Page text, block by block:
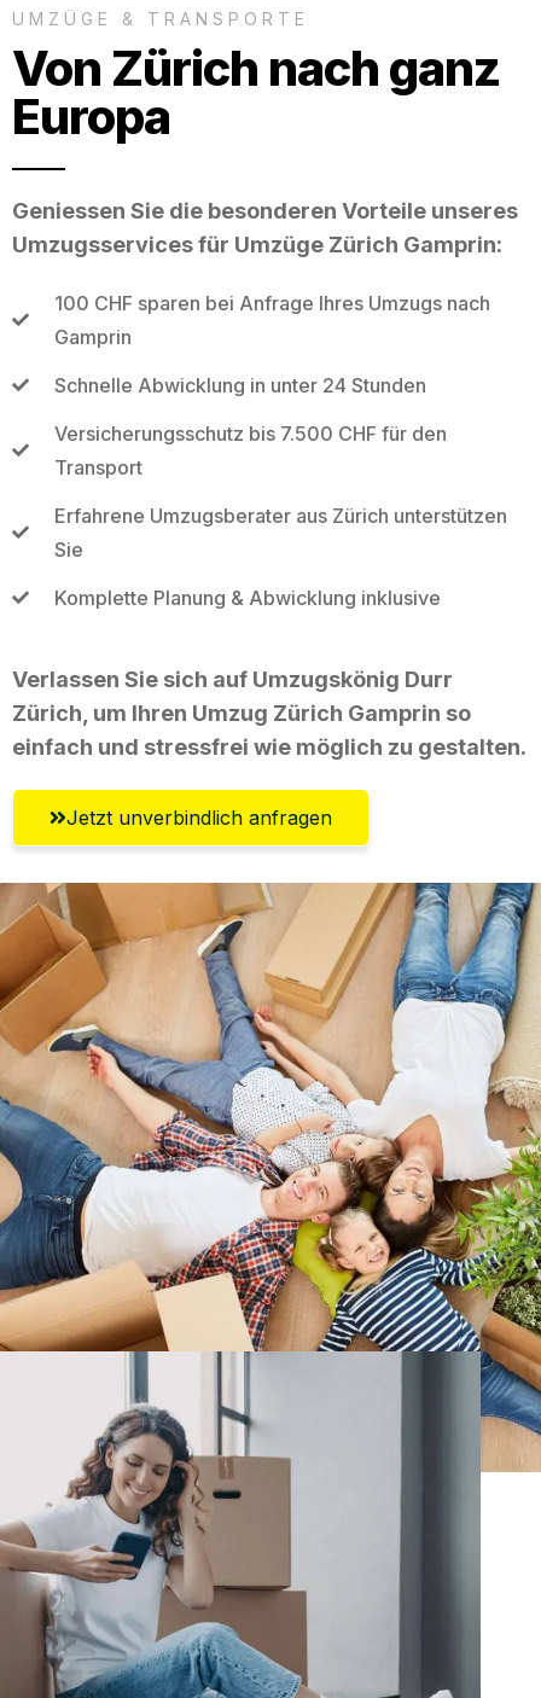
UMZÜGE & TRANSPORTE
Von Zürich nach ganz
Europa
Geniessen Sie die besonderen Vorteile unseres
Umzugsservices für Umzüge Zürich Gamprin:
100 CHF sparen bei Anfrage Ihres Umzugs nach
Gamprin
Schnelle Abwicklung in unter 24 Stunden
Versicherungsschutz bis 7.500 CHF für den
Transport
Erfahrene Umzugsberater aus Zürich unterstützen
Sie
Komplette Planung & Abwicklung inklusive
Verlassen Sie sich auf Umzugskönig Durr
Zürich, um Ihren Umzug Zürich Gamprin so
einfach und stressfrei wie möglich zu gestalten.
Jetzt unverbindlich anfragen